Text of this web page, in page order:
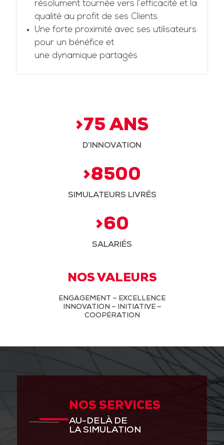
résolument tournée vers l’efficacité et la
qualité au profit de ses Clients.
Une forte proximité avec ses utilisateurs
pour un bénéfice et
une dynamique partagés
>75 ANS
D’INNOVATION
>8500
SIMULATEURS LIVRÉS
>60
SALARIÉS
NOS VALEURS
ENGAGEMENT – EXCELLENCE
INNOVATION – INITIATIVE –
COOPÉRATION
NOS SERVICES
AU-DELÀ DE
LA SIMULATION